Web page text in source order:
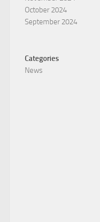
October 2024
September 2024
Categories
News